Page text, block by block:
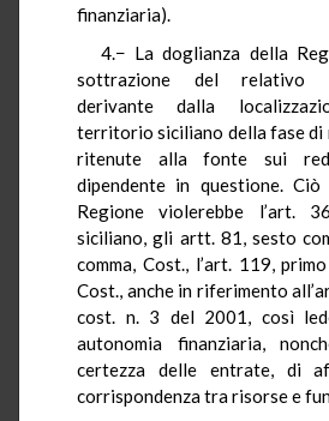
finanziaria).
4.− La doglianza della
sottrazione del relativo
derivante dalla
territorio siciliano della fase di
ritenute alla fonte sui
dipendente in questione.
Regione violerebbe l’art.
siciliano, gli artt. 81, sesto
comma, Cost., l’art. 119,
Cost., anche in riferimento
cost. n. 3 del 2001, così
autonomia finanziaria,
certezza delle entrate, di
corrispondenza tra risorse e